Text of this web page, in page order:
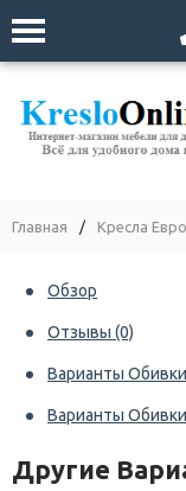
Главная / Кресла
Обзор
Отзывы (0)
Варианты
Варианты
Другие